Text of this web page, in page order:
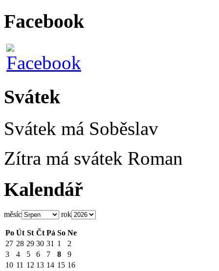
Facebook
Svátek
Svátek má Soběslav
Zítra má svátek Roman
Kalendář
měsíc rok
Po Út St Čt Pá So Ne
27 28 29 30 31 1
2
3
4 5 6 7 8
9
10 11 12 13 14 15 16